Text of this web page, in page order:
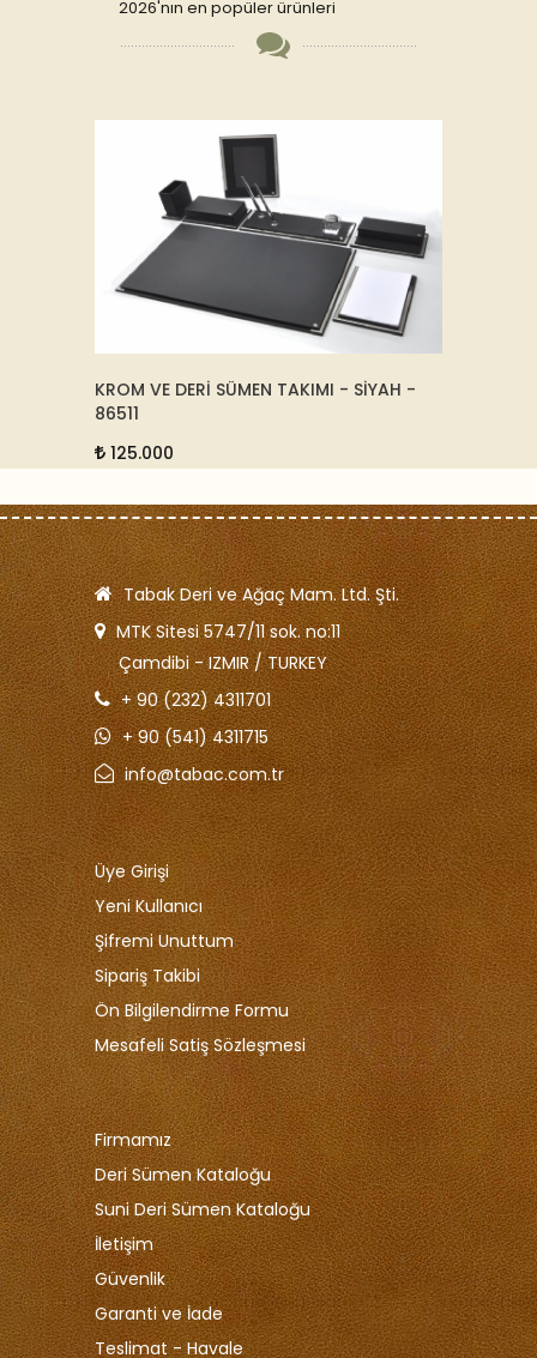
2026'nın en popüler ürünleri
DERİ VE AĞAÇ SÜMEN TAKIMI - SİYAH -
176511
165.000
Tabak Deri ve Ağaç Mam. Ltd. Şti.
MTK Sitesi 5747/11 sok. no:11
Çamdibi - IZMIR / TURKEY
+ 90 (232) 4311701
+ 90 (541) 4311715
info@tabac.com.tr
Üye Girişi
Yeni Kullanıcı
Şifremi Unuttum
Sipariş Takibi
Ön Bilgilendirme Formu
Mesafeli Satiş Sözleşmesi
Firmamız
Deri Sümen Kataloğu
Suni Deri Sümen Kataloğu
İletişim
Güvenlik
Garanti ve İade
Teslimat - Havale